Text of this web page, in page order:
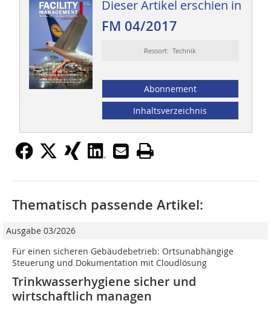
Dieser Artikel erschien in
FM 04/2017
Ressort: Technik
Abonnement
Inhaltsverzeichnis
Thematisch passende Artikel:
Ausgabe 03/2026
Für einen sicheren Gebäudebetrieb: Ortsunabhängige
Steuerung und Dokumentation mit Cloudlösung
Trinkwasserhygiene sicher und
wirtschaftlich managen